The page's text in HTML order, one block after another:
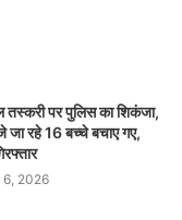
Pi
nt
er
S
h
तस्करी पर पुलिस का शिकंजा,
जा रहे 16 बच्चे बचाए गए,
6, 2026